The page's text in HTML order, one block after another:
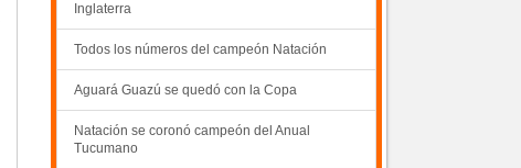
Inglaterra
Todos los números del campeón Natación
Aguará Guazú se quedó con la Copa
Natación se coronó campeón del Anual
Tucumano